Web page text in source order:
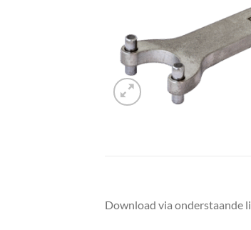
Download via onderstaande